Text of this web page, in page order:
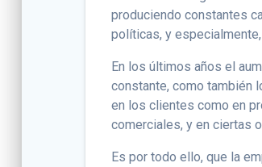
produciendo constantes
políticas, y
En los últimos años el
constante, como también
en los clientes como en
comerciales, y en ciertas
Es por todo ello, que la